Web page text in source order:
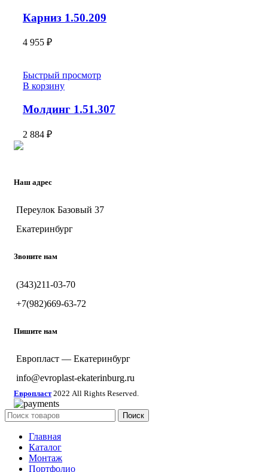
Карниз 1.50.209
4 955 ₽
Быстрый просмотр
В корзину
Молдинг 1.51.307
2 884 ₽
Наш адрес
Переулок Базовый 37
Екатеринбург
Звоните нам
(343)211-03-70
+7(982)669-63-72
Пишите нам
Европласт — Екатеринбург
info@evroplast-ekaterinburg.ru
Европласт 2022 All Rights Reserved.
Поиск
Главная
Каталог
Монтаж
Портфолио